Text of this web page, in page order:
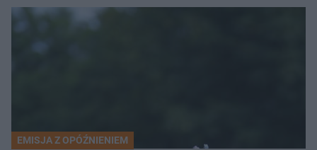
EMISJA Z OPÓŹNIENIEM